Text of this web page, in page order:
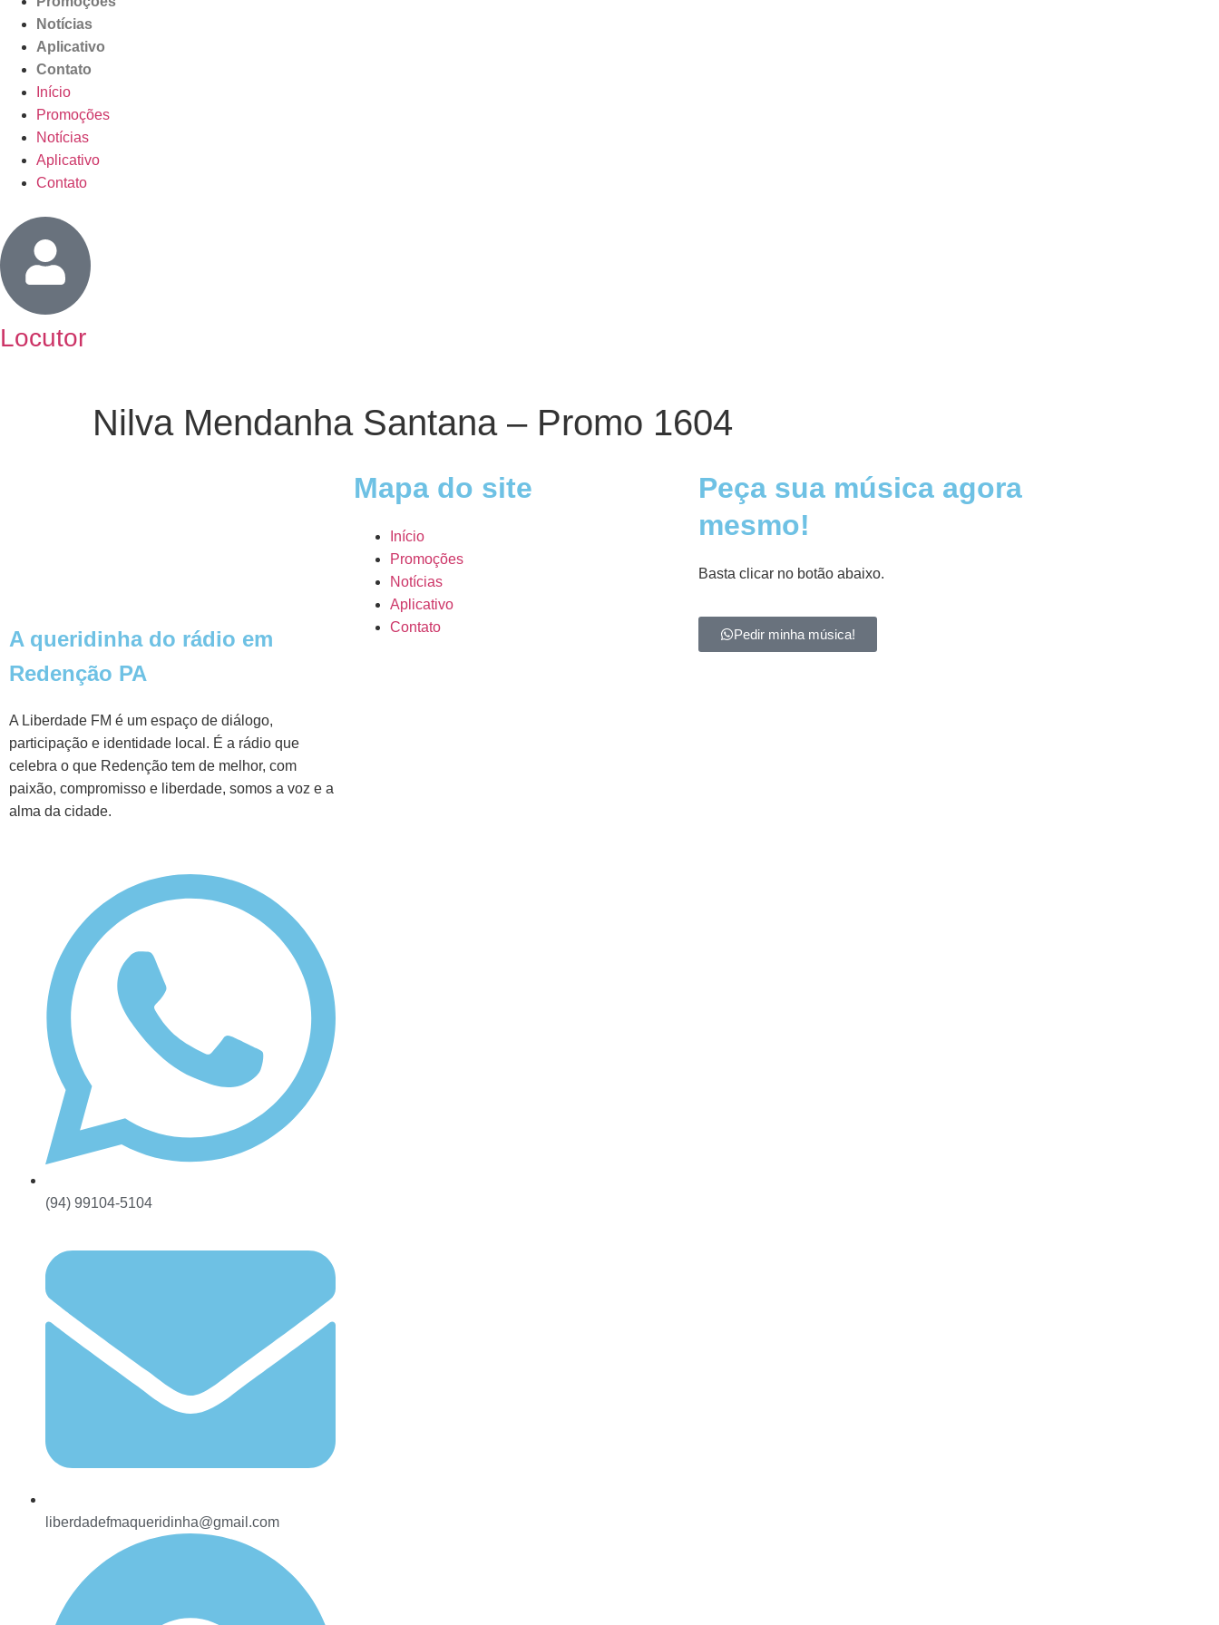
Notícias
Aplicativo
Contato
Início
Promoções
Notícias
Aplicativo
Contato
Locutor
Nilva Mendanha Santana – Promo 1604
A queridinha do rádio em
Redenção PA
A Liberdade FM é um espaço de diálogo,
participação e identidade local. É a rádio que
celebra o que Redenção tem de melhor, com
paixão, compromisso e liberdade, somos a voz e a
alma da cidade.
(94) 99104-5104
liberdadefmaqueridinha@gmail.com
Mapa do site
Início
Promoções
Notícias
Aplicativo
Contato
Peça sua música agora
mesmo!
Basta clicar no botão abaixo.
Pedir minha música!